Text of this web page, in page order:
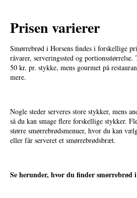
Prisen varierer
Smørrebrød i Horsens findes i forskellige
råvarer, serveringssted og
50 kr. pr. stykke, mens gourmet på
mere.
Nogle steder serveres store stykker, mens
så du kan smage flere forskellige stykker.
større smørrebrødsmenuer, hvor du kan
eller får serveret et smørrebrødsbræt.
Se herunder, hvor du finder smørrebrød